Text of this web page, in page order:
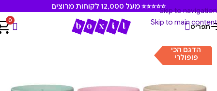
Skip to navigation
Skip to main content
⭐⭐⭐⭐⭐ מעל 12,000 לקוחות מרוצים
תפריט
0
עמוד הבית /בקבוקים וכוסות שתיה קארל אוסקר
הדגם הכי
פופולרי